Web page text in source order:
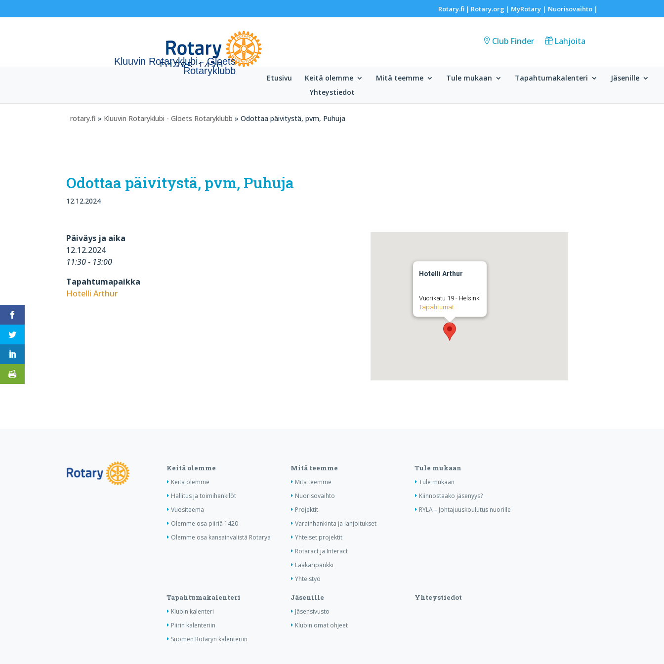
Rotary.fi| Rotary.org | MyRotary | Nuorisovaihto|
Kluuvin Rotaryklubi - Gloets
Rotaryklubb
Club Finder Lahjoita
Etusivu Keitä olemme Mitä teemme Tule mukaan Tapahtumakalenteri
Jäsenille
Yhteystiedot
rotary.fi » Kluuvin Rotaryklubi - Gloets Rotaryklubb » Odottaa päivitystä, pvm, Puhuja
Odottaa päivitystä, pvm, Puhuja
12.12.2024
Hotelli Arthur
Vuorikatu 19 - Helsinki
Tapahtumat
Päiväys ja aika
12.12.2024
11:30 - 13:00
Tapahtumapaikka
Hotelli Arthur
Keitä olemme
Keitä olemme
Hallitus ja toimihenkilöt
Vuositeema
Olemme osa piiriä 1420
Olemme osa kansainvälistä Rotarya
Mitä teemme
Mitä teemme
Nuorisovaihto
Projektit
Varainhankinta ja lahjoitukset
Yhteiset projektit
Rotaract ja Interact
Lääkäripankki
Yhteistyö
Tule mukaan
Tule mukaan
Kiinnostaako jäsenyys?
RYLA – Johtajuuskoulutus nuorille
Tapahtumakalenteri
Klubin kalenteri
Piirin kalenteriin
Suomen Rotaryn kalenteriin
Jäsenille
Jäsensivusto
Klubin omat ohjeet
Yhteystiedot